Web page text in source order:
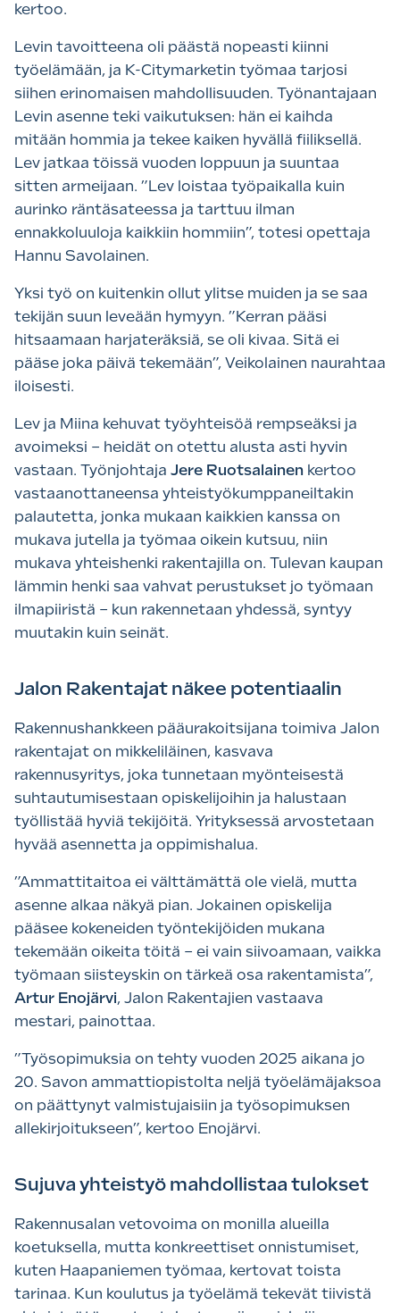
kertoo.
Levin tavoitteena oli päästä nopeasti kiinni
työelämään, ja K-Citymarketin työmaa tarjosi
siihen erinomaisen mahdollisuuden. Työnantajaan
Levin asenne teki vaikutuksen: hän ei kaihda
mitään hommia ja tekee kaiken hyvällä fiiliksellä.
Lev jatkaa töissä vuoden loppuun ja suuntaa
sitten armeijaan. ”Lev loistaa työpaikalla kuin
aurinko räntäsateessa ja tarttuu ilman
ennakkoluuloja kaikkiin hommiin”, totesi opettaja
Hannu Savolainen.
Yksi työ on kuitenkin ollut ylitse muiden ja se saa
tekijän suun leveään hymyyn. ”Kerran pääsi
hitsaamaan harjateräksiä, se oli kivaa. Sitä ei
pääse joka päivä tekemään”, Veikolainen naurahtaa
iloisesti.
Lev ja Miina kehuvat työyhteisöä rempseäksi ja
avoimeksi – heidät on otettu alusta asti hyvin
vastaan. Työnjohtaja Jere Ruotsalainen kertoo
vastaanottaneensa yhteistyökumppaneiltakin
palautetta, jonka mukaan kaikkien kanssa on
mukava jutella ja työmaa oikein kutsuu, niin
mukava yhteishenki rakentajilla on. Tulevan kaupan
lämmin henki saa vahvat perustukset jo työmaan
ilmapiiristä – kun rakennetaan yhdessä, syntyy
muutakin kuin seinät.
Jalon Rakentajat näkee potentiaalin
Rakennushankkeen pääurakoitsijana toimiva Jalon
rakentajat on mikkeliläinen, kasvava
rakennusyritys, joka tunnetaan myönteisestä
suhtautumisestaan opiskelijoihin ja halustaan
työllistää hyviä tekijöitä. Yrityksessä arvostetaan
hyvää asennetta ja oppimishalua.
”Ammattitaitoa ei välttämättä ole vielä, mutta
asenne alkaa näkyä pian. Jokainen opiskelija
pääsee kokeneiden työntekijöiden mukana
tekemään oikeita töitä – ei vain siivoamaan, vaikka
työmaan siisteyskin on tärkeä osa rakentamista”,
Artur Enojärvi, Jalon Rakentajien vastaava
mestari, painottaa.
”Työsopimuksia on tehty vuoden 2025 aikana jo
20. Savon ammattiopistolta neljä työelämäjaksoa
on päättynyt valmistujaisiin ja työsopimuksen
allekirjoitukseen”, kertoo Enojärvi.
Sujuva yhteistyö mahdollistaa tulokset
Rakennusalan vetovoima on monilla alueilla
koetuksella, mutta konkreettiset onnistumiset,
kuten Haapaniemen työmaa, kertovat toista
tarinaa. Kun koulutus ja työelämä tekevät tiivistä